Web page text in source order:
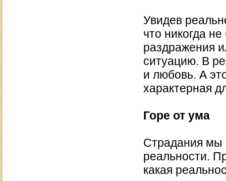
Увидев
что никогда
раздражения
ситуацию. В
и любовь. А
характерная
Горе от ума
Страдания мы
реальности.
какая